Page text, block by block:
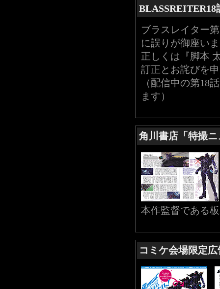
ブラスレイター
に誤りが御座い
正しくは『脚本
訂正とお詫びを
（配信中の第18
ます）
角川書店「特撮
本作監督である
コミケ会場限定